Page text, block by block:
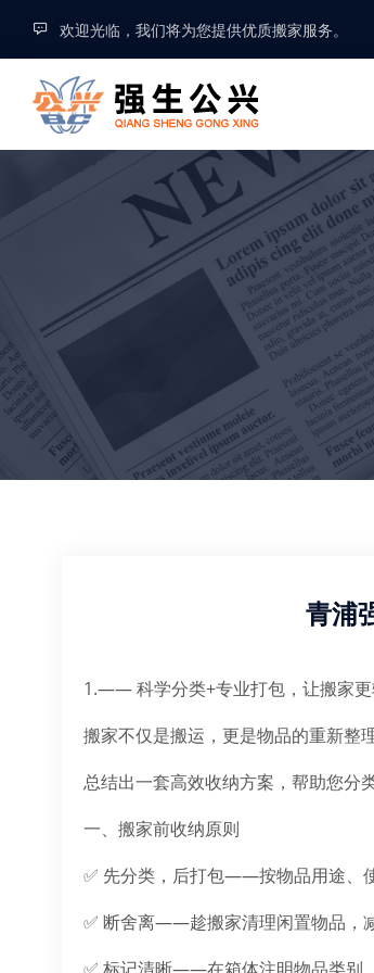
欢迎光临，我们将为您提供优质搬家服务。
青浦
1.—— 科学分类+专业打包，让搬家
搬家不仅是搬运，更是物品的重新整
总结出一套高效收纳方案，帮助您分
一、搬家前收纳原则
✅ 先分类，后打包——按物品用途、
✅ 断舍离——趁搬家清理闲置物品，